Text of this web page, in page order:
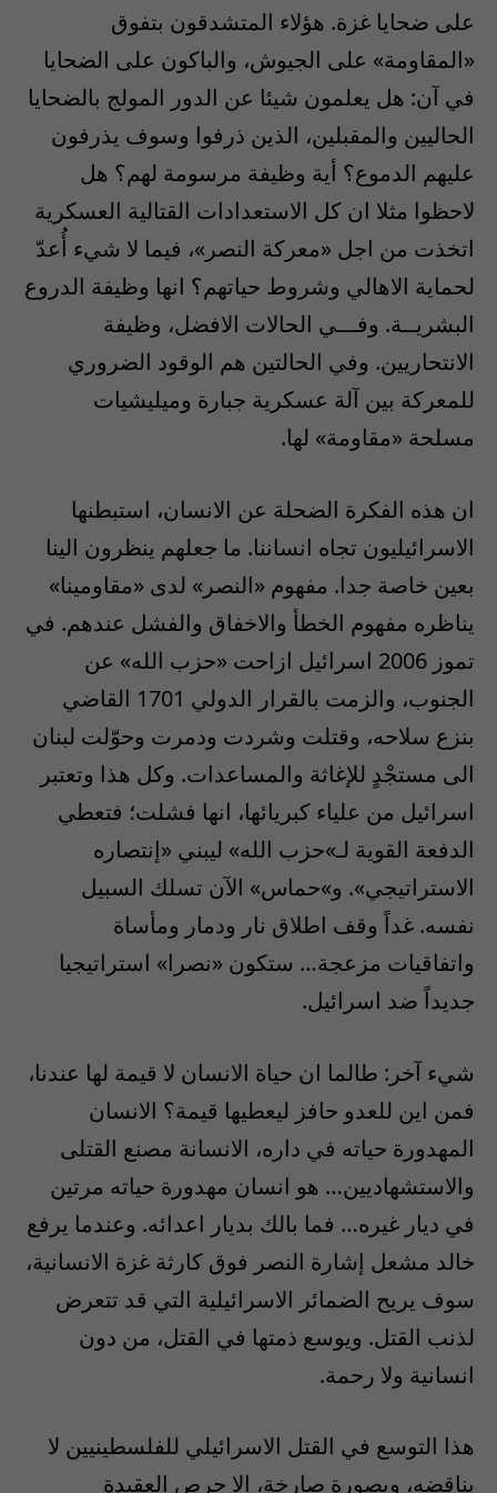
على ضحايا غزة. هؤلاء المتشدقون بتفوق
«المقاومة» على الجيوش، والباكون على الضحايا
في آن: هل يعلمون شيئا عن الدور المولج بالضحايا
الحاليين والمقبلين، الذين ذرفوا وسوف يذرفون
عليهم الدموع؟ أية وظيفة مرسومة لهم؟ هل
لاحظوا مثلا ان كل الاستعدادات القتالية العسكرية
اتخذت من اجل «معركة النصر»، فيما لا شيء أُعدّ
لحماية الاهالي وشروط حياتهم؟ انها وظيفة الدروع
البشريــة. وفـــي الحالات الافضل، وظيفة
الانتحاريين. وفي الحالتين هم الوقود الضروري
للمعركة بين آلة عسكرية جبارة وميليشيات
مسلحة «مقاومة» لها.
ان هذه الفكرة الضحلة عن الانسان، استبطنها
الاسرائيليون تجاه انساننا. ما جعلهم ينظرون الينا
بعين خاصة جدا. مفهوم «النصر» لدى «مقاومينا»
يناظره مفهوم الخطأ والاخفاق والفشل عندهم. في
تموز 2006 اسرائيل ازاحت «حزب الله» عن
الجنوب، والزمت بالقرار الدولي 1701 القاضي
بنزع سلاحه، وقتلت وشردت ودمرت وحوّلت لبنان
الى مستجْدٍ للإغاثة والمساعدات. وكل هذا وتعتبر
اسرائيل من علياء كبريائها، انها فشلت؛ فتعطي
الدفعة القوية لـ»حزب الله» ليبني «إنتصاره
الاستراتيجي». و»حماس» الآن تسلك السبيل
نفسه. غداً وقف اطلاق نار ودمار ومأساة
واتفاقيات مزعجة… ستكون «نصرا» استراتيجيا
جديداً ضد اسرائيل.
شيء آخر: طالما ان حياة الانسان لا قيمة لها عندنا،
فمن اين للعدو حافز ليعطيها قيمة؟ الانسان
المهدورة حياته في داره، الانسانة مصنع القتلى
والاستشهاديين… هو انسان مهدورة حياته مرتين
في ديار غيره… فما بالك بديار اعدائه. وعندما يرفع
خالد مشعل إشارة النصر فوق كارثة غزة الانسانية،
سوف يريح الضمائر الاسرائيلية التي قد تتعرض
لذنب القتل. ويوسع ذمتها في القتل، من دون
انسانية ولا رحمة.
هذا التوسع في القتل الاسرائيلي للفلسطينيين لا
يناقضه، وبصورة صارخة، الا حرص العقيدة